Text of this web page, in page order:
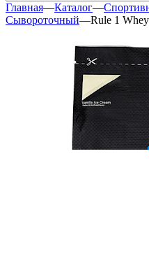
Главная—Каталог—
Сывороточный—Rule 1